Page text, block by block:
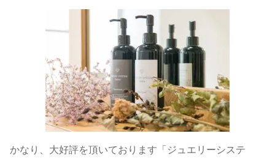
かなり、大好評を頂いております「ジュエリーシステ